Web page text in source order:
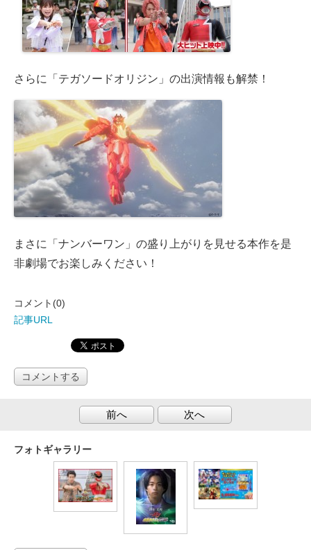
さらに「テガソードオリジン」の出演情報も解禁！
まさに「ナンバーワン」の盛り上がりを見せる本作を是
非劇場でお楽しみください！
コメント(0)
記事URL
コメントする
前へ 次へ
フォトギャラリー